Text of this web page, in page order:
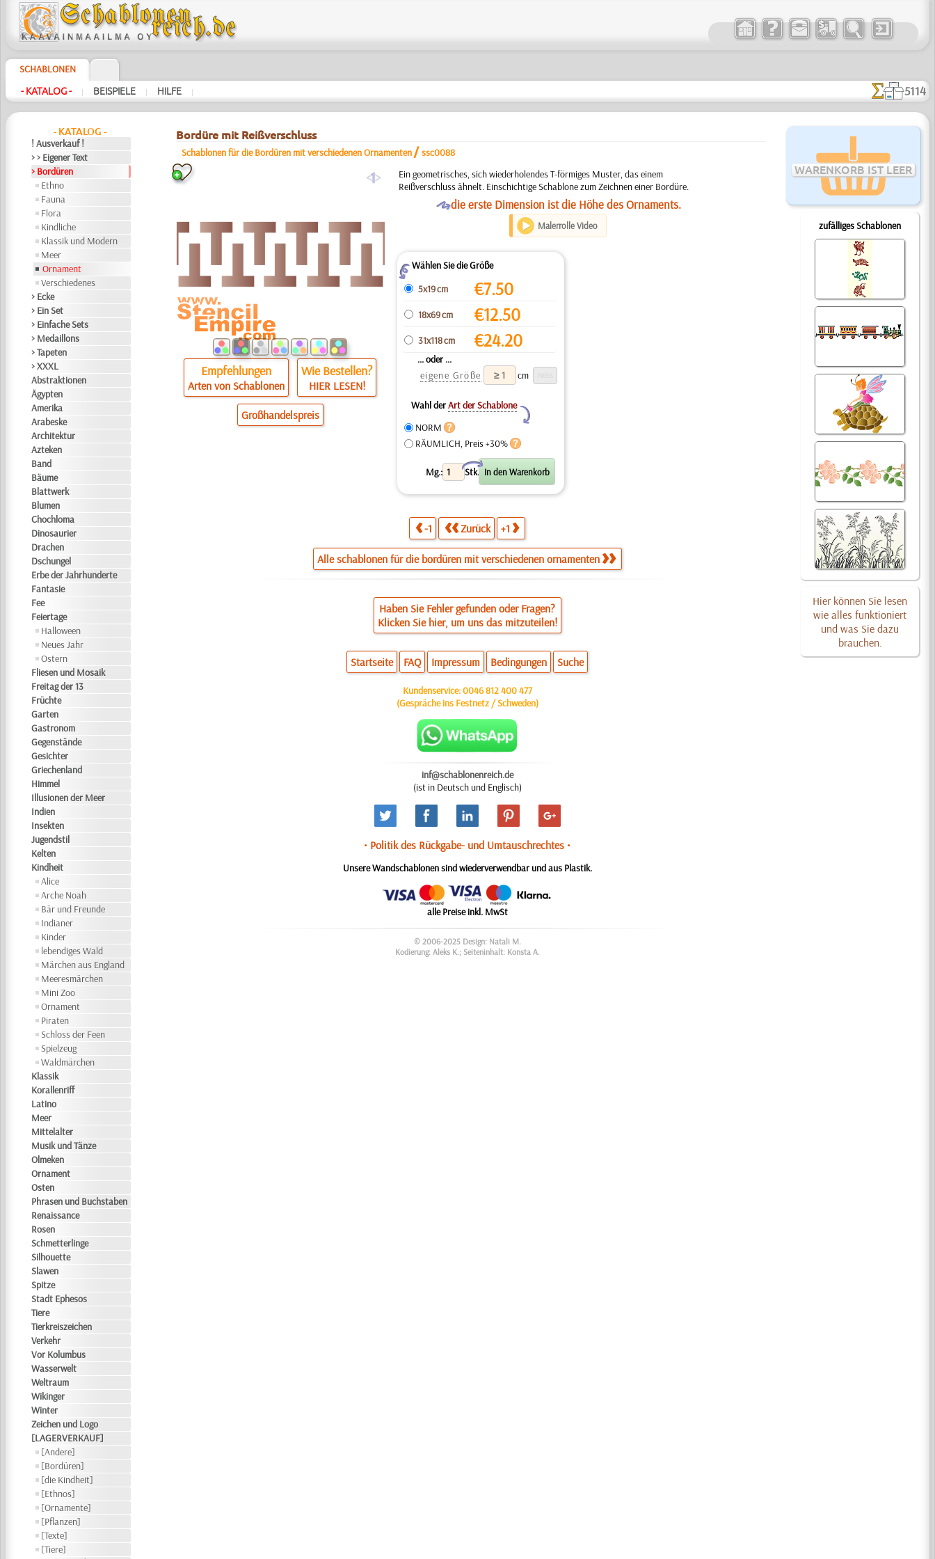
SCHABLONEN
- KATALOG - | BEISPIELE | HILFE | 5114
- KATALOG -
! Ausverkauf !
> > Eigener Text
> Bordüren
Ethno
Fauna
Flora
Kindliche
Klassik und Modern
Meer
Ornament
Verschiedenes
> Ecke
> Ein Set
> Einfache Sets
> Medaillons
> Tapeten
> XXXL
Abstraktionen
Ägypten
Amerika
Arabeske
Architektur
Azteken
Band
Bäume
Blattwerk
Blumen
Chochloma
Dinosaurier
Drachen
Dschungel
Erbe der Jahrhunderte
Fantasie
Fee
Feiertage
Halloween
Neues Jahr
Ostern
Fliesen und Mosaik
Freitag der 13
Früchte
Garten
Gastronom
Gegenstände
Gesichter
Griechenland
Himmel
Illusionen der Meer
Indien
Insekten
Jugendstil
Kelten
Kindheit
Alice
Arche Noah
Bär und Freunde
Indianer
Kinder
lebendiges Wald
Märchen aus England
Meeresmärchen
Mini Zoo
Ornament
Piraten
Schloss der Feen
Spielzeug
Waldmärchen
Klassik
Korallenriff
Latino
Meer
Mittelalter
Musik und Tänze
Olmeken
Ornament
Osten
Phrasen und Buchstaben
Renaissance
Rosen
Schmetterlinge
Silhouette
Slawen
Spitze
Stadt Ephesos
Tiere
Tierkreiszeichen
Verkehr
Vor Kolumbus
Wasserwelt
Weltraum
Wikinger
Winter
Zeichen und Logo
[LAGERVERKAUF]
[Andere]
[Bordüren]
[die Kindheit]
[Ethnos]
[Ornamente]
[Pflanzen]
[Texte]
[Tiere]
WARENKORB IST LEER
zufälliges Schablonen
Hier können Sie lesen
wie alles funktioniert
und was Sie dazu
brauchen.
Bordüre mit Reißverschluss
Schablonen für die Bordüren mit verschiedenen Ornamenten /ssc0088
a
Empfehlungen
Arten von Schablonen
Wie Bestellen?
HIER LESEN!
Großhandelspreis
Ein geometrisches, sich wiederholendes T-förmiges Muster, das einem
Reißverschluss ähnelt. Einschichtige Schablone zum Zeichnen einer Bordüre.
Odie erste Dimension ist die Höhe des Ornaments.
Malerrolle Video
ZWählen Sie die Größe
5x19 cm
€7.50
18x69 cm €12.50
31x118 cm €24.20
... oder ...
eigene Größe
cm
Wahl derArt der Schablone
Y
NORM
RÄUMLICH, Preis +30%
Mg.: Stk.
X
-1 Zurück +1
Alle schablonen für die bordüren mit verschiedenen ornamenten
Haben Sie Fehler gefunden oder Fragen?
Klicken Sie hier, um uns das mitzuteilen!
Startseite FAQ Impressum Bedingungen Suche
Kundenservice:0046 812 400 477
(Gespräche ins Festnetz / Schweden)
inf@schablonenreich.de
(ist in Deutsch und Englisch)
• Politik des Rückgabe- und Umtauschrechtes •
Unsere Wandschablonen sind wiederverwendbar und aus Plastik.
alle Preise inkl. MwSt
© 2006-2025 Design: Natali M.
Kodierung: Aleks K.; Seiteninhalt: Konsta A.